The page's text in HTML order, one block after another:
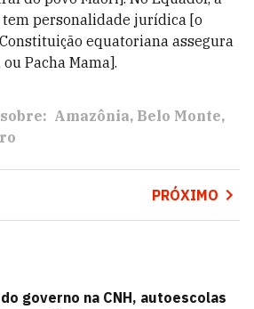
personalidade jurídica [o
equatoriana assegura
Pacha Mama].
Amazônia Belo Monte
PRÓXIMO
governo na CNH, autoescolas